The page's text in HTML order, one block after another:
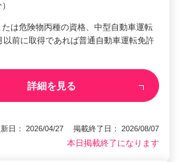
は危険物丙種の資格、中型自動車運転
前に取得であれば普通自動車運転免許
詳細を見る
日： 2026/04/27 掲載終了日： 2026/08/07
本日掲載終了になります